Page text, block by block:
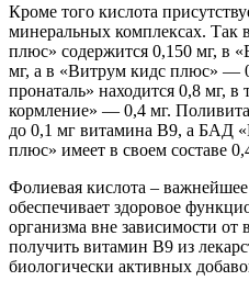
Кроме того кислота
минеральных комплексах. Так
плюс» содержится 0,150 мг, в
мг, а в «Витрум кидс плюс» —
пронаталь» находится 0,8 мг,
кормление» — 0,4 мг.
до 0,1 мг витамина В9, а БАД
плюс» имеет в своем составе
Фолиевая кислота –
обеспечивает здоровое
организма вне зависимости от
получить витамин В9 из
биологически активных